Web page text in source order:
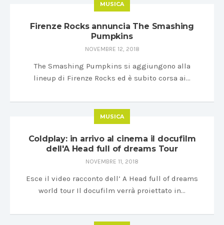
MUSICA
Firenze Rocks annuncia The Smashing
Pumpkins
NOVEMBRE 12, 2018
The Smashing Pumpkins si aggiungono alla
lineup di Firenze Rocks ed è subito corsa ai…
MUSICA
Coldplay: in arrivo al cinema il docufilm
dell'A Head full of dreams Tour
NOVEMBRE 11, 2018
Esce il video racconto dell’ A Head full of dreams
world tour Il docufilm verrà proiettato in…